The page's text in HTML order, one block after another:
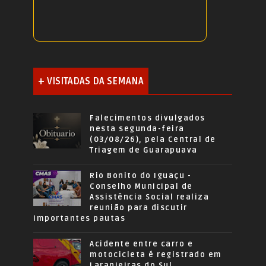
+ VISITADAS DA SEMANA
Falecimentos divulgados
nesta segunda-feira
(03/08/26), pela Central de
Triagem de Guarapuava
Rio Bonito do Iguaçu -
Conselho Municipal de
Assistência Social realiza
reunião para discutir
importantes pautas
Acidente entre carro e
motocicleta é registrado em